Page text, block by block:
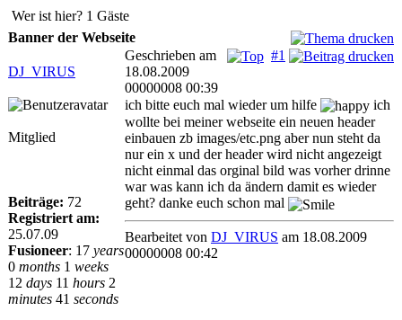
Wer ist hier? 1 Gäste
Banner der Webseite
DJ_VIRUS
#1
Geschrieben am
18.08.2009
00000008 00:39
Mitglied
Beiträge: 72
Registriert am:
25.07.09
Fusioneer: 17 years
0 months 1 weeks
12 days 11 hours 2
minutes 41 seconds
ich bitte euch mal wieder um hilfe
ich
wollte bei meiner webseite ein neuen header
einbauen zb images/etc.png aber nun steht da
nur ein x und der header wird nicht angezeigt
nicht einmal das orginal bild was vorher drinne
war was kann ich da ändern damit es wieder
geht? danke euch schon mal
Bearbeitet von DJ_VIRUS am 18.08.2009
00000008 00:42